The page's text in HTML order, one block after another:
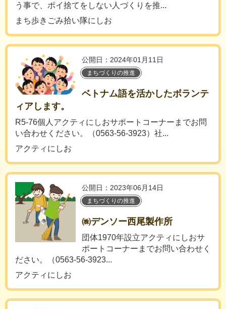
う事で、ポイ捨てをしない人づくりを推...
まち歩きごみ拾い隊にしお
公開日：2024年01月11日
まちづくりの推進
ベトナム語を活かしたボランテ
ィアします。
R5-76個人アクティにしおサポートコーナーまでお問
い合わせください。（0563-56-3923）社...
アクティにしお
公開日：2023年06月14日
まちづくりの推進
㈱デンソー西尾製作所
団体1970年設立アクティにしおサ
ポートコーナーまでお問い合わせく
ださい。（0563-56-3923...
アクティにしお